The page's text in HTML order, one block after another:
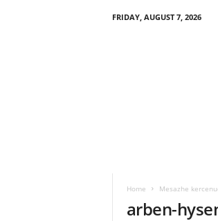
FRIDAY, AUGUST 7, 2026
Home Mesazhe
arben-